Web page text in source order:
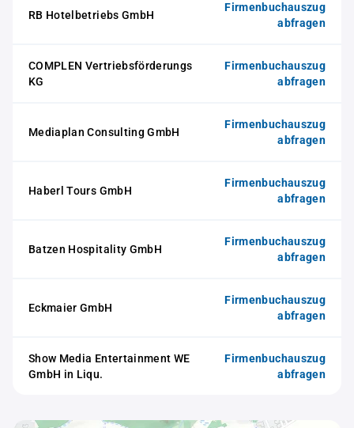
RB Hotelbetriebs GmbH
Firmenbuchauszug
abfragen
COMPLEN Vertriebsförderungs
KG
Firmenbuchauszug
abfragen
Mediaplan Consulting GmbH
Firmenbuchauszug
abfragen
Haberl Tours GmbH
Firmenbuchauszug
abfragen
Batzen Hospitality GmbH
Firmenbuchauszug
abfragen
Eckmaier GmbH
Firmenbuchauszug
abfragen
Show Media Entertainment WE
GmbH in Liqu.
Firmenbuchauszug
abfragen